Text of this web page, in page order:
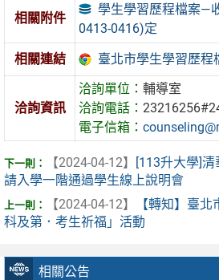
相關公告
相關附件
學生學習歷程檔案—
0413-0416)定
相關連結 臺北市學生學習歷程
洽詢資訊
洽詢單位：輔導室
洽詢電話：
電子信箱：
【2024-04-12】
[113升大學]
請入學一階通過學生線上說明會
【2024-04-12】
【轉知】臺
科及第．考生祈福」活動